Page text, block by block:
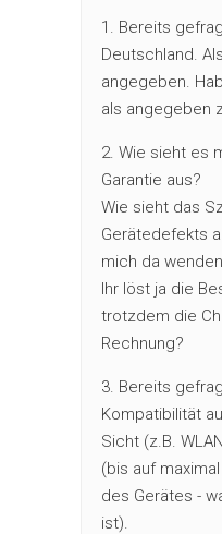
1. Bereits
Deutschland.
angegeben.
als angegeben
2. Wie sieht es
Garantie aus?
Wie sieht das
Gerätedefekts
mich da
Ihr löst ja die
trotzdem die
Rechnung?
3. Bereits
Kompatibilität
Sicht (z.B.
(bis auf
des Gerätes -
ist).